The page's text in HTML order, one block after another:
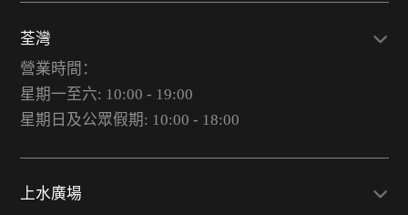
荃灣
營業時間：
星期一至六: 10:00 - 19:00
星期日及公眾假期: 10:00 - 18:00
上水廣場